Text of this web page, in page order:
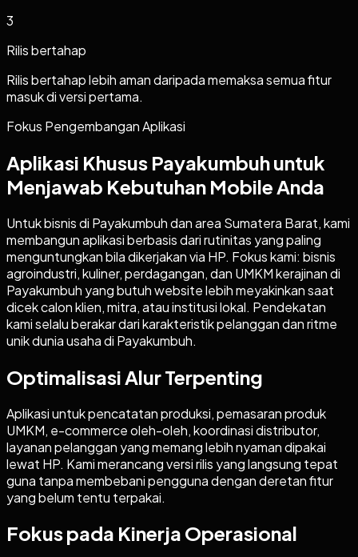
3
Rilis bertahap
Rilis bertahap lebih aman daripada memaksa semua fitur
masuk di versi pertama.
Fokus Pengembangan Aplikasi
Aplikasi Khusus Payakumbuh untuk
Menjawab Kebutuhan Mobile Anda
Untuk bisnis di Payakumbuh dan area Sumatera Barat, kami
membangun aplikasi berbasis dari rutinitas yang paling
menguntungkan bila dikerjakan via HP. Fokus kami: bisnis
agroindustri, kuliner, perdagangan, dan UMKM kerajinan di
Payakumbuh yang butuh website lebih meyakinkan saat
dicek calon klien, mitra, atau institusi lokal. Pendekatan
kami selalu berakar dari karakteristik pelanggan dan ritme
unik dunia usaha di Payakumbuh.
Optimalisasi Alur Terpenting
Aplikasi untuk pencatatan produksi, pemasaran produk
UMKM, e-commerce oleh-oleh, koordinasi distributor,
layanan pelanggan yang memang lebih nyaman dipakai
lewat HP. Kami merancang versi rilis yang langsung tepat
guna tanpa membebani pengguna dengan deretan fitur
yang belum tentu terpakai.
Fokus pada Kinerja Operasional